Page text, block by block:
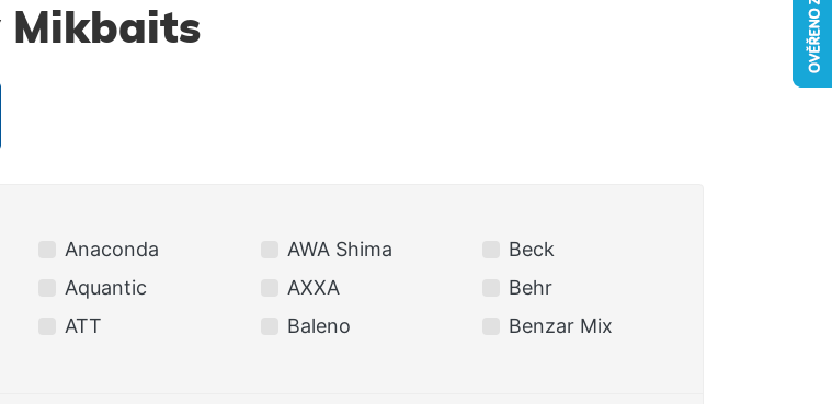
Mikbaits
Anaconda
Aquantic
ATT
AWA Shima
AXXA
Baleno
Beck
Behr
Benzar Mix